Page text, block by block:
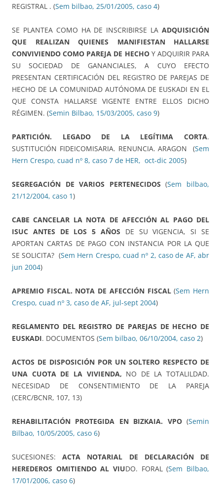
REGISTRAL . (Sem bilbao, 25/01/2005, caso 4)
SE PLANTEA COMO HA DE INSCRIBIRSE LA ADQUISICIÓN
QUE REALIZAN QUIENES MANIFIESTAN HALLARSE
CONVIVIENDO COMO PAREJA DE HECHOY ADQUIRIR PARA
SU SOCIEDAD DE GANANCIALES, A CUYO EFECTO
PRESENTAN CERTIFICACIÓN DEL REGISTRO DE PAREJAS DE
HECHO DE LA COMUNIDAD AUTÓNOMA DE EUSKADI EN EL
QUE CONSTA HALLARSE VIGENTE ENTRE ELLOS DICHO
RÉGIMEN. (Semin Bilbao, 15/03/2005, caso 9)
PARTICIÓN. LEGADO DE LA LEGÍTIMA CORTA.
SUSTITUCIÓN FIDEICOMISARIA. RENUNCIA. ARAGON (Sem
Hern Crespo, cuad nº 8, caso 7 de HER, oct-dic 2005)
SEGREGACIÓN DE VARIOS PERTENECIDOS (Sem bilbao,
21/12/2004, caso 1)
CABE CANCELAR LA NOTA DE AFECCIÓN AL PAGO DEL
ISUC ANTES DE LOS 5 AÑOS DE SU VIGENCIA, SI SE
APORTAN CARTAS DE PAGO CON INSTANCIA POR LA QUE
SE SOLICITA? (Sem Hern Crespo, cuad nº 2, caso de AF, abr
jun 2004)
APREMIO FISCAL. NOTA DE AFECCIÓN FISCAL(Sem Hern
Crespo, cuad nº 3, caso de AF, jul-sept 2004)
REGLAMENTO DEL REGISTRO DE PAREJAS DE HECHO DE
EUSKADI. DOCUMENTOS (Sem bilbao, 06/10/2004, caso 2)
ACTOS DE DISPOSICIÓN POR UN SOLTERO RESPECTO DE
UNA CUOTA DE LA VIVIENDA, NO DE LA TOTALILDAD.
NECESI­DAD DE CONSENTIMIENTO DE LA PAREJA
(CERC/BCNR, 107, 13)
REHABILITACIÓN PROTEGIDA EN BIZKAIA. VPO(Semin
Bilbao, 10/05/2005, caso 6)
SUCESIONES:ACTA NOTARIAL DE DECLARACIÓN DE
HEREDEROS OMITIENDO AL VIUDO. FORAL (Sem Bilbao,
17/01/2006, caso 6)